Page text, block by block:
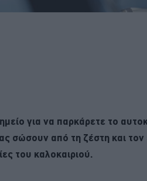
για να παρκάρετε το
σώσουν από τη ζέστη και τον
του καλοκαιριού.